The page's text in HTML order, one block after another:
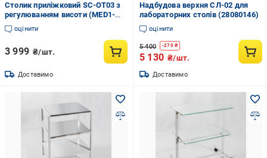
Столик приліжковий SC-OT03 з
регулюванням висоти (MED1-
SC-OT03)
оцінити
3 999 ₴/шт.
Доставимо
Надбудова верхня СЛ-02 для
лабораторних столів (28080146)
оцінити
5 400 -270₴
5 130 ₴/шт.
Доставимо